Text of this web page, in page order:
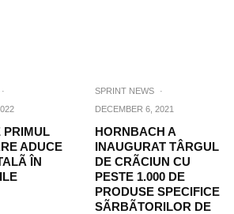
·
PRIMUL
ADUCE
ÎN
SPRINT NEWS
·
DECEMBER 6, 2021
HORNBACH A
INAUGURAT TÂRGUL
DE CRÃCIUN CU
PESTE 1.000 DE
PRODUSE SPECIFICE
SÃRBÃTORILOR DE